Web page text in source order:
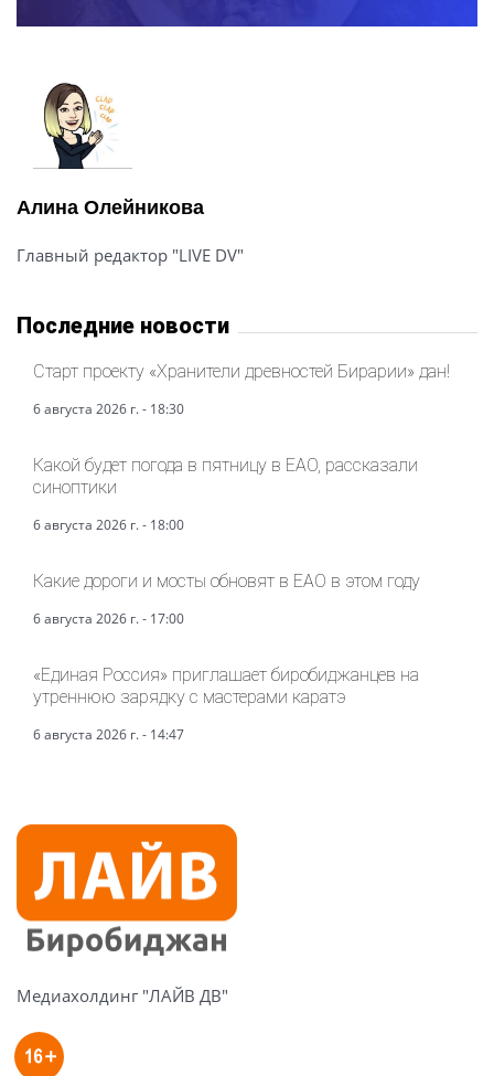
Алина Олейникова
Главный редактор "LIVE DV"
Последние новости
Старт проекту «Хранители древностей Бирарии» дан!
6 августа 2026 г. - 18:30
Какой будет погода в пятницу в ЕАО, рассказали
синоптики
6 августа 2026 г. - 18:00
Какие дороги и мосты обновят в ЕАО в этом году
6 августа 2026 г. - 17:00
«Единая Россия» приглашает биробиджанцев на
утреннюю зарядку с мастерами каратэ
6 августа 2026 г. - 14:47
Медиахолдинг "ЛАЙВ ДВ"